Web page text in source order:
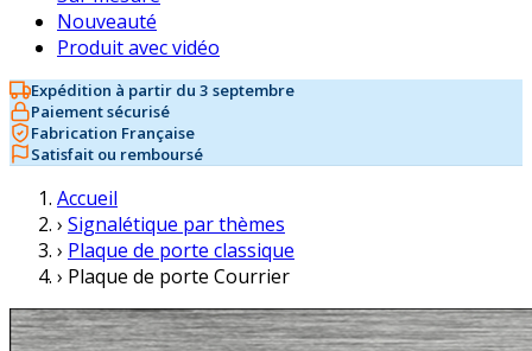
Nouveauté
Produit avec vidéo
Expédition à partir du 3 septembre
Paiement sécurisé
Fabrication Française
Satisfait ou remboursé
Accueil
› Signalétique par thèmes
› Plaque de porte classique
› Plaque de porte Courrier